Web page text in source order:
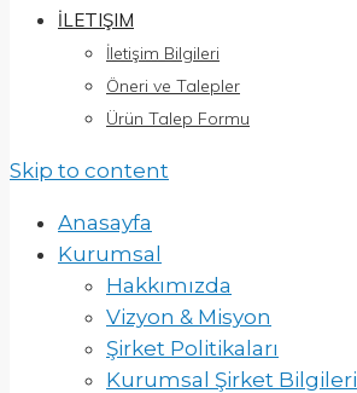
İLETIŞIM
İletişim Bilgileri
Öneri ve Talepler
Ürün Talep Formu
Skip to content
Anasayfa
Kurumsal
Hakkımızda
Vizyon & Misyon
Şirket Politikaları
Kurumsal Şirket Bilgileri